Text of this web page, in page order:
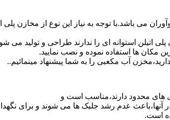
دیگر افتخارات تولیدی ایده نوآوران می باشد.با توجه به نیاز
اتیلن استوانه ای را ندارند طراحی و تولید می
مکان ها استفاده نموده و نصب نمایید.
آب مکعبی را به شما پیشنهاد مینمائیم..
محدود دارند،مناسب است و
آنها،باعث عدم رشد جلبک ها می شوند و برای
است.